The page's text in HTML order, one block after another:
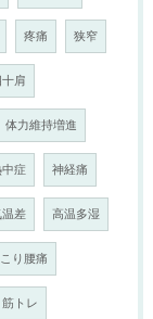
疼痛 狭窄
十肩
体力維持増進
症 神経痛
差 高温多湿
り腰痛
筋トレ